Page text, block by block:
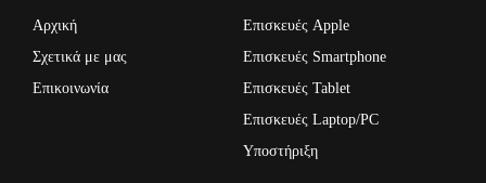
Αρχική
Σχετικά με μας
Επικοινωνία
Επισκευές Apple
Επισκευές Smartphone
Επισκευές Tablet
Επισκευές Laptop/PC
Υποστήριξη